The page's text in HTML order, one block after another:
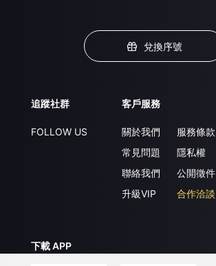
兌換序號
追蹤社群
FOLLOW US
客戶服務
關於我們
常見問題
聯絡我們
升級VIP
服務條款
隱私權
公開徵件
合作洽談
下載 APP